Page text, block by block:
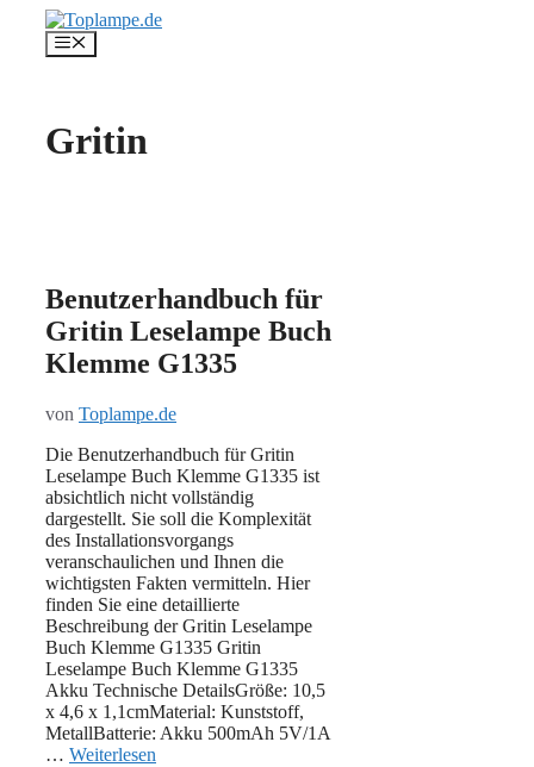
Inhalt
springen
Menü
Gritin
Benutzerhandbuch für
Gritin Leselampe Buch
Klemme ‎G1335
von Toplampe.de
Die Benutzerhandbuch für Gritin
Leselampe Buch Klemme ‎G1335 ist
absichtlich nicht vollständig
dargestellt. Sie soll die Komplexität
des Installationsvorgangs
veranschaulichen und Ihnen die
wichtigsten Fakten vermitteln. Hier
finden Sie eine detaillierte
Beschreibung der Gritin Leselampe
Buch Klemme ‎G1335 Gritin
Leselampe Buch Klemme ‎G1335
Akku Technische DetailsGröße: 10,5
x 4,6 x 1,1cmMaterial: ‎Kunststoff,
MetallBatterie: Akku 500mAh 5V/1A
… Weiterlesen